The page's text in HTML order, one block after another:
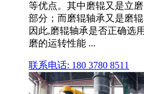
等优点。其中磨辊又是立
部分；而磨辊轴承又是磨
因此,磨辊轴承是否正确选
磨的运转性能 ...
联系电话: 180 3780 8511